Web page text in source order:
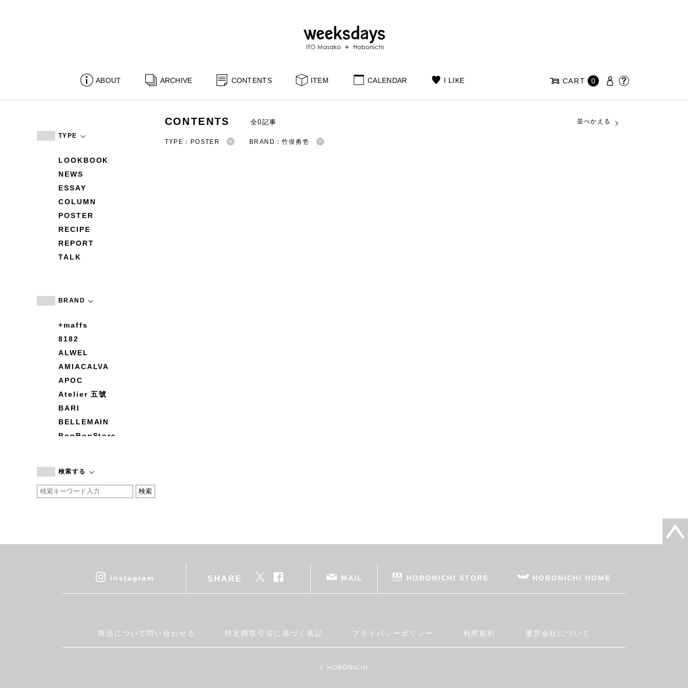
ABOUT ARCHIVE CONTENTS ITEM CALENDAR I LIKE CART 0
TYPE
LOOKBOOK
NEWS
ESSAY
COLUMN
POSTER
RECIPE
REPORT
TALK
BRAND
+maffs
8182
ALWEL
AMIACALVA
APOC
Atelier 五號
BARI
BELLEMAIN
BonBonStore
by basics
CATWORTH
cohan
DEAN & DELUCA
Fatima Morocco
検索する
CONTENTS 全0記事 並べかえる
TYPE：POSTER BRAND：竹俣勇壱
instagram SHARE MAIL HOBONICHI STORE HOBONICHI HOME
商品について問い合わせる 特定商取引法に基づく表記 プライバシーポリシー 利用規約 運営会社について
© HOBONICHI